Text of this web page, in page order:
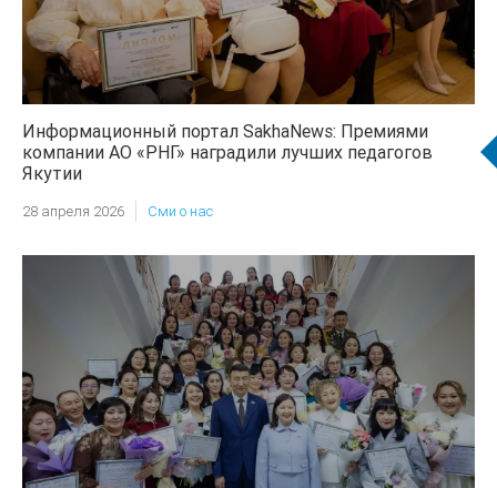
Информационный портал SakhaNews: Премиями
компании АО «РНГ» наградили лучших педагогов
Якутии
28 апреля 2026 Сми о нас